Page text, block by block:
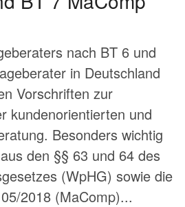
nach BT 6 und
in Deutschland
Vorschriften zur
kundenorientierten und
Besonders wichtig
den §§ 63 und 64 des
(WpHG) sowie die
2018 (MaComp)...